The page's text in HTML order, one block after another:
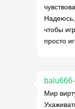
Надеюсь,
чтобы
просто
Мир